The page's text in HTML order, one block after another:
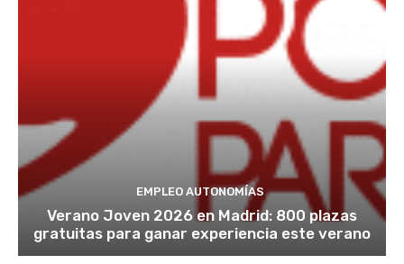
EMPLEO AUTONOMÍAS
Verano Joven 2026 en Madrid: 800 plazas
gratuitas para ganar experiencia este verano